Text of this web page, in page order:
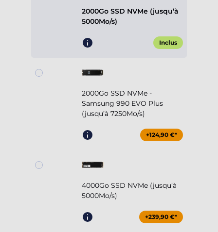
2000Go SSD NVMe (jusqu’à
5000Mo/s)
Inclus
2000Go SSD NVMe -
Samsung 990 EVO Plus
(jusqu’à 7250Mo/s)
+124,90 €*
4000Go SSD NVMe (jusqu’à
5000Mo/s)
+239,90 €*